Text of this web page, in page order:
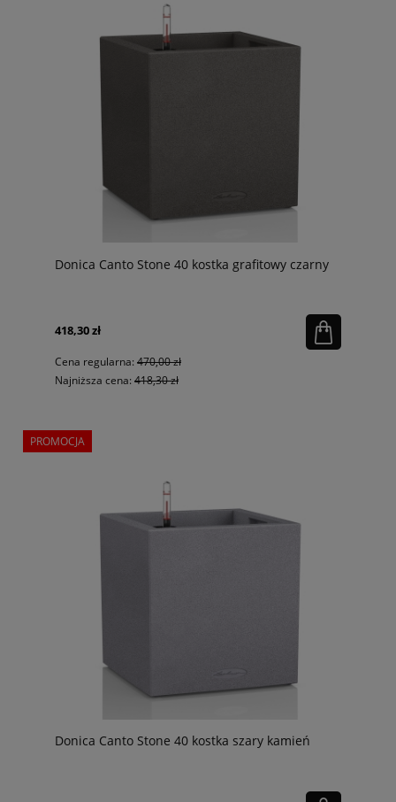
Donica Canto Stone 40 kostka grafitowy czarny
418,30 zł
Cena regularna: 470,00 zł
Najniższa cena: 418,30 zł
Donica Canto Stone 40 kostka szary kamień
PROMOCJA